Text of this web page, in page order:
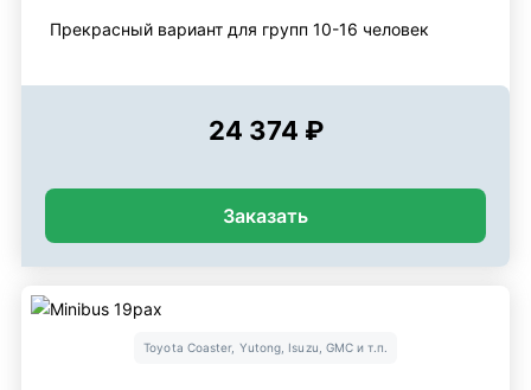
Прекрасный вариант для групп 10-16 человек
24 374 ₽
Заказать
Toyota Coaster, Yutong, Isuzu, GMC и т.п.